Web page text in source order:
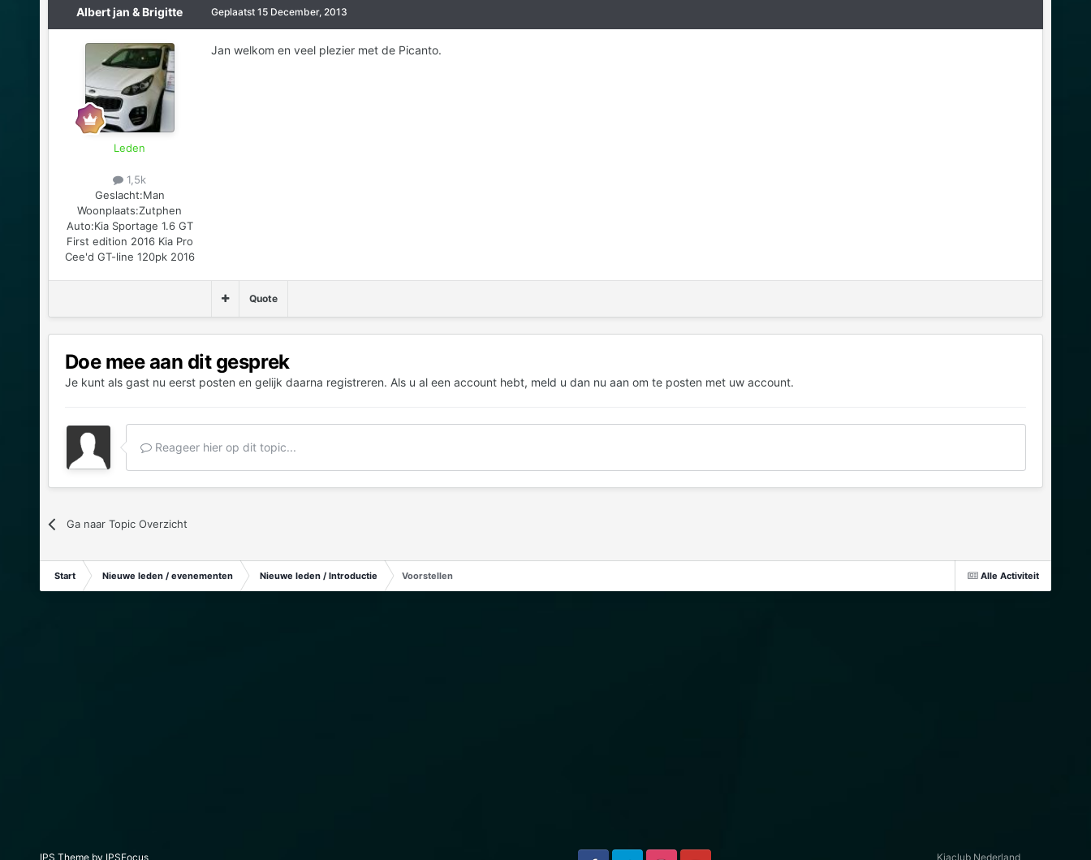
Albert jan & Brigitte
Leden
1,5k
Geslacht:Man
Woonplaats:Zutphen
Auto:Kia Sportage 1.6 GT
First edition 2016 Kia Pro
Cee'd GT-line 120pk 2016
Geplaatst 15 December, 2013
Jan welkom en veel plezier met de Picanto.
Quote
Doe mee aan dit gesprek
Je kunt als gast nu eerst posten en gelijk daarna registreren. Als u al een account hebt, meld u dan nu aan om te posten met uw account.
Reageer hier op dit topic...
Ga naar Topic Overzicht
Alle Activiteit
Start Nieuwe leden / evenementen Nieuwe leden / Introductie Voorstellen
IPS Themeby IPSFocus Kiaclub Nederland